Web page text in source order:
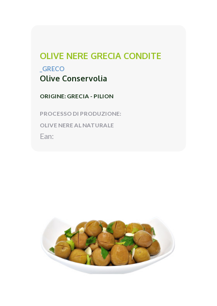
OLIVE NERE GRECIA CONDITE
_GRECO
Olive Conservolia
ORIGINE: GRECIA - PILION
PROCESSO DI PRODUZIONE:
OLIVE NERE AL NATURALE
Ean: